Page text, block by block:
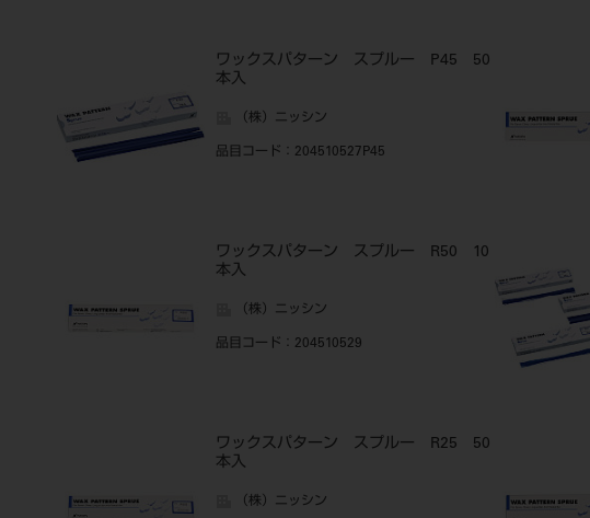
ワックスパターン スプルー P45 50
本入
（株）ニッシン
品目コード ：204510527P45
ワックスパターン スプルー R50 10
本入
（株）ニッシン
品目コード ：204510529
ワックスパターン スプルー R25 50
本入
（株）ニッシン